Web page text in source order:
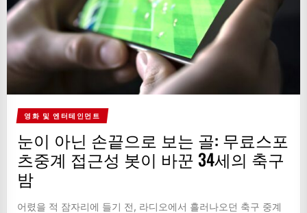
영화 및 엔터테인먼트
눈이 아닌 손끝으로 보는 골: 무료스포
츠중계 접근성 봇이 바꾼 34세의 축구
밤
어렸을 적 잠자리에 들기 전, 라디오에서 흘러나오던 축구 중계